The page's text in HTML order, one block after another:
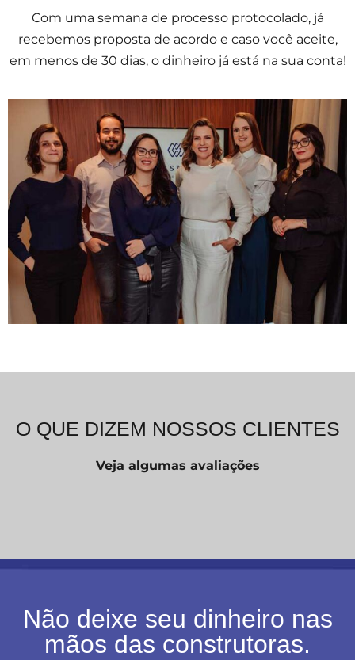
Com uma semana de processo protocolado, já
recebemos proposta de acordo e caso você aceite,
em menos de 30 dias, o dinheiro já está na sua conta!
O QUE DIZEM NOSSOS CLIENTES
Veja algumas avaliações
Não deixe seu dinheiro nas
mãos das construtoras.